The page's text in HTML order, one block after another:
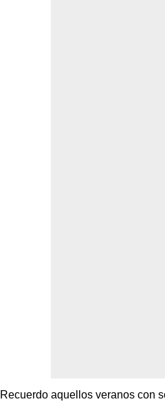
Recuerdo aquellos veranos con